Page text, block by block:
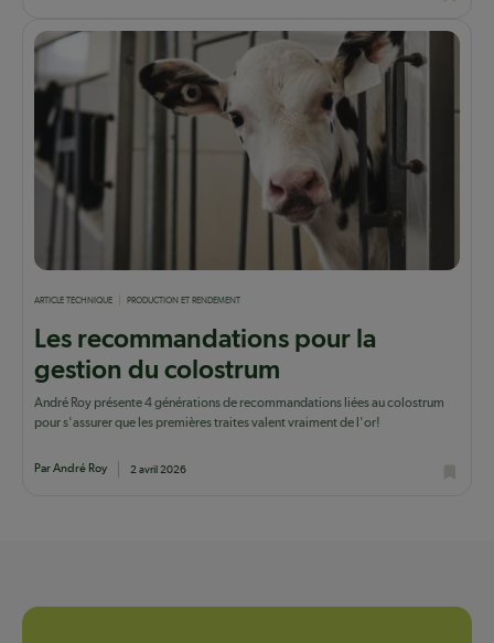
ARTICLE TECHNIQUE PRODUCTION ET RENDEMENT
Les recommandations pour la
gestion du colostrum
André Roy présente 4 générations de recommandations liées au colostrum
pour s'assurer que les premières traites valent vraiment de l'or!
Par André Roy 2 avril 2026